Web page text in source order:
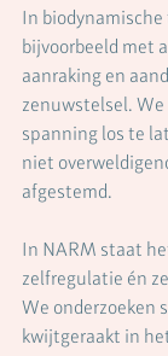
In
bijvoorbeeld met
aanraking en
zenuwstelsel.
spanning los te
niet
afgestemd.
In NARM staat
zelfregulatie én
We onderzoeken
kwijtgeraakt in